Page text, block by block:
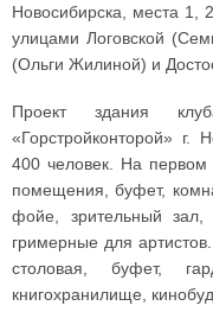
Новосибирска, места 1,
улицами Логовской
(Ольги Жилиной) и
Проект здания
«Горстройконторой» г.
400 человек. На первом
помещения, буфет,
фойе, зрительный
гримерные для
столовая, буфет,
книгохранилище,